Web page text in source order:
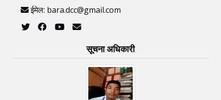
ईमेल: bara.dcc@gmail.com
सूचना अधिकारी